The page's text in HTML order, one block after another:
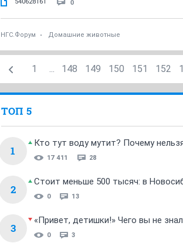
0
НГС.Форум Домашние животные
1 ... 148 149 150 151 152
ТОП 5
1
Кто тут воду мутит? Почему
17 411 28
2
Стоит меньше 500 тысяч: в
0 13
3
«Привет, детишки!» Чего вы не
0 3